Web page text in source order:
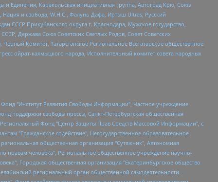
Единения, Каракольская инициативная группа, Автоград Крю, Союз
Нация и свобода, W.H.С., Фалунь Дафа, Иртыш Ultras, Русский
Прикубанского округа г. Краснодара, Мужское государство,
Держава Союз Советских Светлых Родов, Совет Советских
Комитет, Татарстанское Региональное Всетатарское общественное
ойрат-калмыцкого народа, Исполнительный комитет совета народных
группа ЛГБТ+ "Реверс", Алексеев Андрей Викторович, Бекбулатова Таисия Львовна, Беляев Иван Михайлович, Владыкина Елена Сергеевна, Гельман Марат Александрович, Никульшина Вероника Юрьевна, Толоконникова Надежда Андреевна, Шендерович Виктор Анатольевич, Общество с ограниченной ответственностью "Данное сообщение", Общество с ограниченной ответственностью Издательский дом "Новая глава", Айнбиндер Александра Александровна, Московский комьюнити-центр для ЛГБТ+инициатив, Благотворительный фонд развития филантропии, Deutsche Welle (Германия, Kurt-Schumacher-Strasse 3, 53113 Bonn), Борзунова Мария Михайловна, Воробьев Виктор Викторович, Голубева Анна Львовна, Константинова Алла Михайловна, Малкова Ирина Владимировна, Мурадов Мурад Абдулгалимович, Осетинская Елизавета Николаевна, Понасенков Евгений Николаевич, Ганапольский Матвей Юрьевич, Киселев Евгений Алексеевич, Борухович Ирина Григорьевна, Дремин Иван Тимофеевич, Дубровский Дмитрий Викторович, Красноярская региональная общественная организация поддержки и развития альтернативных образовательных технологий и межкультурных коммуникаций "ИНТЕРРА", Маяковская Екатерина Алексеевна, Фейгин Марк Захарович, Филимонов Андрей Викторович, Дзугкоева Регина Николаевна, Доброхотов Роман Александрович, Дудь Юрий Александрович, Елкин Сергей Владимирович, Кругликов Кирилл Игоревич, Сабунаева Мария Леонидовна, Семенов Алексей Владимирович, Шаинян Карен Багратович, Шульман Екатерина Михайловна, Асафьев Артур Валерьевич, Вахштайн Виктор Семенович, Венедиктов Алексей Алексеевич, Лушникова Екатерина Евгеньевна, Волков Леонид Михайлович, Невзоров Александр Глебович, Пархоменко Сергей Борисович, Сироткин Ярослав Николаевич, Кара-Мурза Владимир Владимирович, Баранова Наталья Владимировна, Гозман Леонид Яковлевич, Кагарлицкий Борис Юльевич, Климарев Михаил Валерьевич, Милов Владимир Станиславович, Автономная некоммерческая организация Краснодарский центр современного искусства "Типография", Моргенштерн Алишер Тагирович, Соболь Любовь Эдуардовна, Общество с ограниченной ответственностью "ЛИЗА НОРМ", Каспаров Гарри Кимович, Ходорковский Михаил Борисович, Общество с ограниченной ответственностью "Апрельские тезисы", Данилович Ирина Брониславовна, Кашин Олег Владимирович, Петров Николай Владимирович, Пивоваров Алексей Владимирович, Соколов Михаил Владимирович, Цветкова Юлия Владимировна, Чичваркин Евгений Александрович, Комитет против пыток/Команда против пыток, Общество с ограниченной ответственностью "Первый научный", Общество с ограниченной ответственностью "Вертолет и ко", Белоцерковская Вероника Борисовна, Кац Максим Евгеньевич, Лазарева Татьяна Юрьевна, Шаведдинов Руслан Табризович, Яшин Илья Валерьевич, Общество с ограниченной ответственностью "Иноагент ААВ", Алешковский Дмитрий Петрович, Альбац Евгения Марковна, Быков Дмитрий Львович, Галямина Юлия Евгеньевна, Лойко Сергей Леонидович, Мартынов Кирилл Константинович, Медведев Сергей Александрович, Крашенинников Федор Геннадиевич, Гордеева Катерина Вл